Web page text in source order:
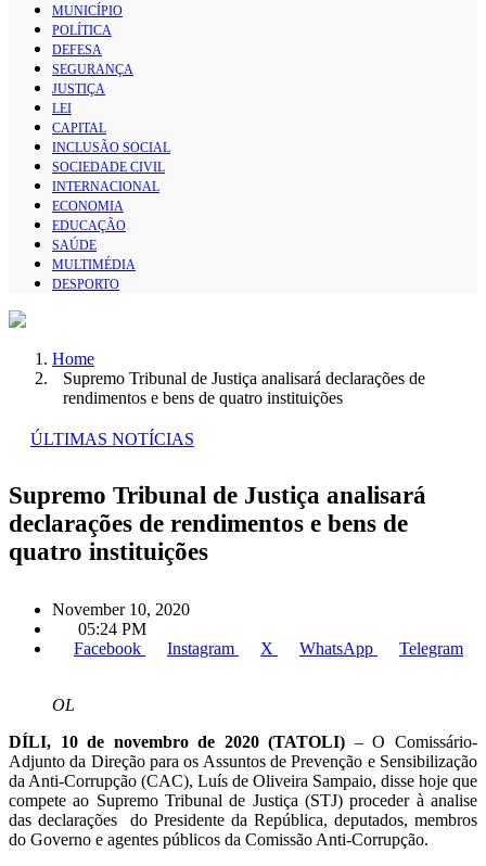
MUNICÍPIO
POLÍTICA
DEFESA
SEGURANÇA
JUSTIÇA
LEI
CAPITAL
INCLUSÃO SOCIAL
SOCIEDADE CIVIL
INTERNACIONAL
ECONOMIA
EDUCAÇÃO
SAÚDE
MULTIMÉDIA
DESPORTO
Home
Supremo Tribunal de Justiça analisará declarações de
rendimentos e bens de quatro instituições
ÚLTIMAS NOTÍCIAS
Supremo Tribunal de Justiça analisará
declarações de rendimentos e bens de
quatro instituições
November 10, 2020
05:24 PM
Facebook
Instagram X WhatsApp Telegram
OL
DÍLI, 10 de novembro de 2020 (TATOLI) – O Comissário-
Adjunto da Direção para os Assuntos de Prevenção e Sensibilização
da Anti-Corrupção (CAC), Luís de Oliveira Sampaio, disse hoje que
compete ao Supremo Tribunal de Justiça (STJ) proceder à analise
das declarações do Presidente da República, deputados, membros
do Governo e agentes públicos da Comissão Anti-Corrupção.